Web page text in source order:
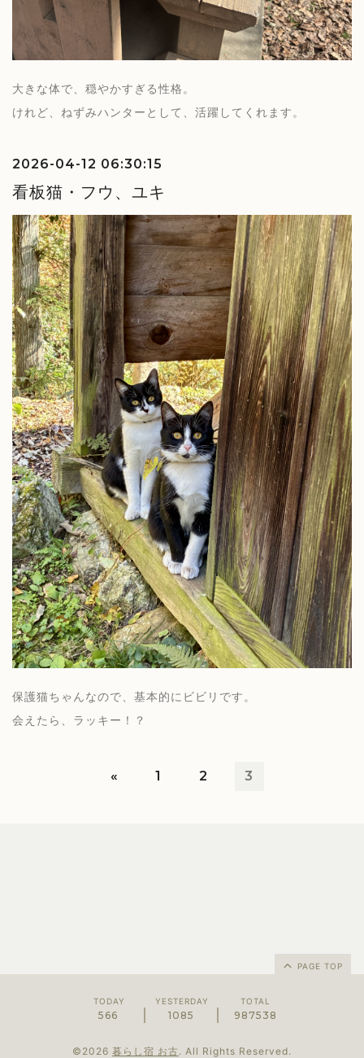
大きな体で、穏やかすぎる性格。
けれど、ねずみハンターとして、活躍してくれます。
2026-04-12 06:30:15
看板猫・フウ、ユキ
保護猫ちゃんなので、基本的にビビリです。
会えたら、ラッキー！？
« 1 2 3
PAGE TOP
TODAY
566
YESTERDAY
1085
TOTAL
987538
©2026 暮らし宿 お古. All Rights Reserved.